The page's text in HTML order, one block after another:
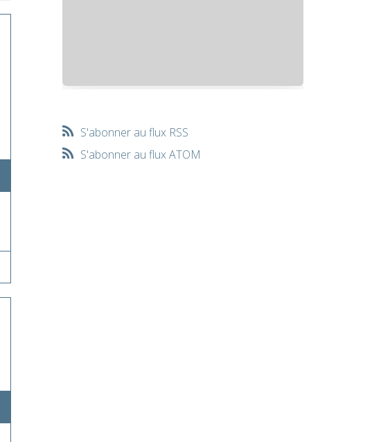
S'abonner au flux RSS
S'abonner au flux ATOM